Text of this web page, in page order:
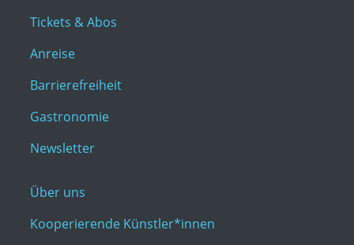
Tickets & Abos
Anreise
Barrierefreiheit
Gastronomie
Newsletter
Über uns
Kooperierende Künstler*innen